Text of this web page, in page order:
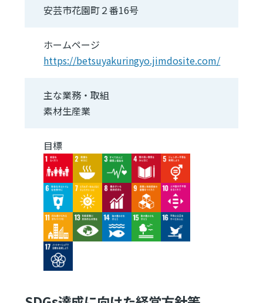
安芸市花園町２番16号
ホームページ
https://betsuyakuringyo.jimdosite.com/
主な業務・取組
素材生産業
目標
Image
Image Image Image Image
Image Image Image Image Image
Image Image Image Image Image
Image